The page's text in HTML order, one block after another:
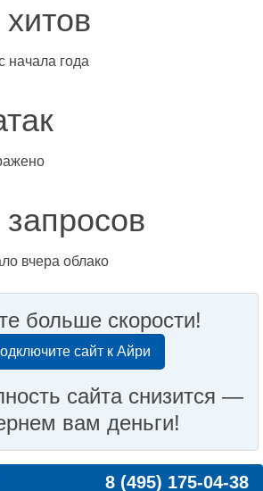
начала года
вчера облако
больше скорости!
сайт к Айри
сайта снизится —
вам деньги!
8 (495) 175-04-38